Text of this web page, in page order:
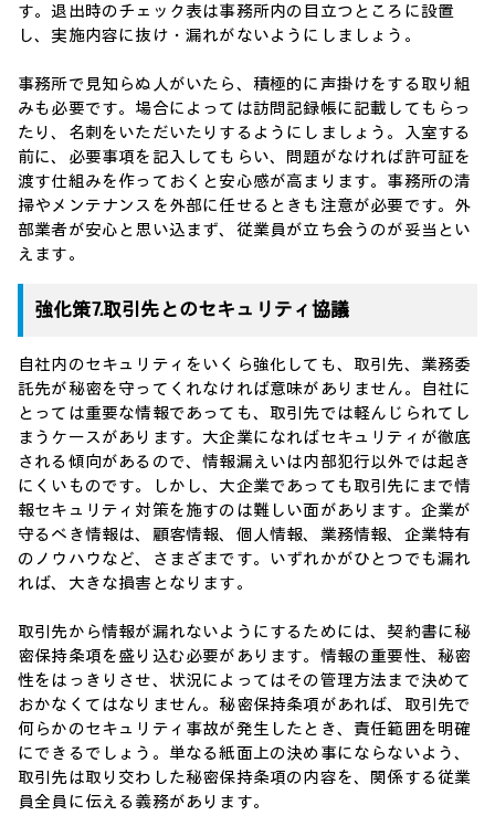
す。退出時のチェック表は事務所内の目立つところに設置
し、実施内容に抜け・漏れがないようにしましょう。
事務所で見知らぬ人がいたら、積極的に声掛けをする取り組
みも必要です。場合によっては訪問記録帳に記載してもらっ
たり、名刺をいただいたりするようにしましょう。入室する
前に、必要事項を記入してもらい、問題がなければ許可証を
渡す仕組みを作っておくと安心感が高まります。事務所の清
掃やメンテナンスを外部に任せるときも注意が必要です。外
部業者が安心と思い込まず、従業員が立ち会うのが妥当とい
えます。
強化策7.取引先とのセキュリティ協議
自社内のセキュリティをいくら強化しても、取引先、業務委
託先が秘密を守ってくれなければ意味がありません。自社に
とっては重要な情報であっても、取引先では軽んじられてし
まうケースがあります。大企業になればセキュリティが徹底
される傾向があるので、情報漏えいは内部犯行以外では起き
にくいものです。しかし、大企業であっても取引先にまで情
報セキュリティ対策を施すのは難しい面があります。企業が
守るべき情報は、顧客情報、個人情報、業務情報、企業特有
のノウハウなど、さまざまです。いずれかがひとつでも漏れ
れば、大きな損害となります。
取引先から情報が漏れないようにするためには、契約書に秘
密保持条項を盛り込む必要があります。情報の重要性、秘密
性をはっきりさせ、状況によってはその管理方法まで決めて
おかなくてはなりません。秘密保持条項があれば、取引先で
何らかのセキュリティ事故が発生したとき、責任範囲を明確
にできるでしょう。単なる紙面上の決め事にならないよう、
取引先は取り交わした秘密保持条項の内容を、関係する従業
員全員に伝える義務があります。